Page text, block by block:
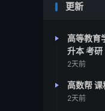
更新
高等教育
升本 考研
2天前
高数帮
2天前